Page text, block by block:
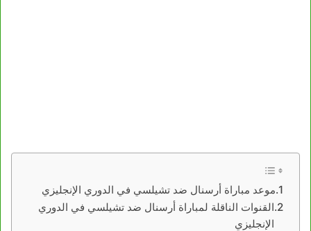
موعد مباراة أرسنال ضد تشيلسي في الدوري الإنجليزي
القنوات الناقلة لمباراة أرسنال ضد تشيلسي في الدوري
الإنجليزي